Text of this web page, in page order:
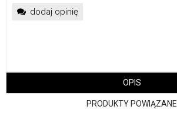
dodaj opinię
OPIS
PRODUKTY POWIĄZANE